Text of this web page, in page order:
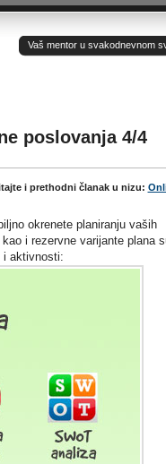
Vaš mentor u svakodnevnom
poslovanja 4/4
i prethodni članak u nizu:
okrenete planiranju vaših
i rezervne varijante plana
i aktivnosti: